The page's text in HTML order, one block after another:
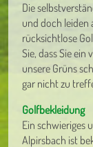
Die
und doch leiden
rücksichtlose
Sie, dass Sie
unsere Grüns
gar nicht zu
Golfbekleidung
Ein schwieriges
Alpirsbach ist